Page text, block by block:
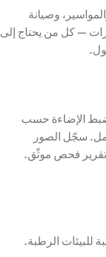
وصيانة
— كل من يحتاج إلى
الإضاءة حسب
سجّل الصور
تقرير فحص موثّق.